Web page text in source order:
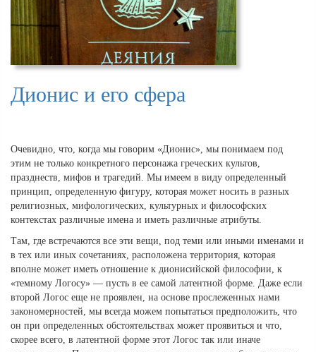
Дионис и его сфера
Очевидно, что, когда мы говорим «Дионис», мы понимаем под
этим не только конкретного персонажа греческих культов,
празднеств, мифов и трагедий. Мы имеем в виду определенный
принцип, определенную фигуру, которая может носить в разных
религиозных, мифологических, культурных и философских
контекстах различные имена и иметь различные атрибуты.
Там, где встречаются все эти вещи, под теми или иными именами и
в тех или иных сочетаниях, расположена территория, которая
вполне может иметь отношение к дионисийской философии, к
«темному Логосу» — пусть в ее самой латентной форме. Даже если
второй Логос еще не проявлен, на основе прослеженных нами
закономерностей, мы всегда можем попытаться предположить, что
он при определенных обстоятельствах может проявиться и что,
скорее всего, в латентной форме этот Логос так или иначе